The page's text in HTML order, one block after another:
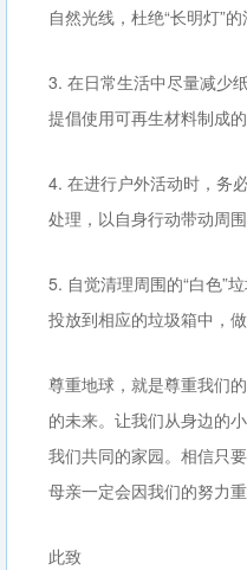
自然光线，杜绝“长明灯”的
3. 在日常生活中尽量减少
提倡使用可再生材料制成
4. 在进行户外活动时，务
处理，以自身行动带动周围
5. 自觉清理周围的“白色”
投放到相应的垃圾箱中，
尊重地球，就是尊重我们
的未来。让我们从身边的
我们共同的家园。相信只
母亲一定会因我们的努力
此致